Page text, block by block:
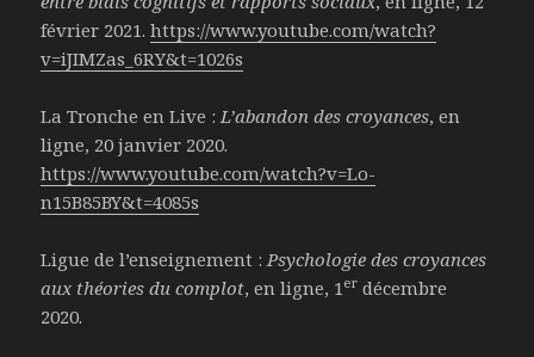
février 2021.https://www.youtube.com/watch?
v=iJIMZas_6RY&t=1026s
La Tronche en Live :L’abandon des croyances, en
ligne, 20 janvier 2020.
https://www.youtube.com/watch?v=Lo-
n15B85BY&t=4085s
Ligue de l’enseignement :Psychologie des croyances
aux théories du complot, en ligne, 1er décembre
2020.